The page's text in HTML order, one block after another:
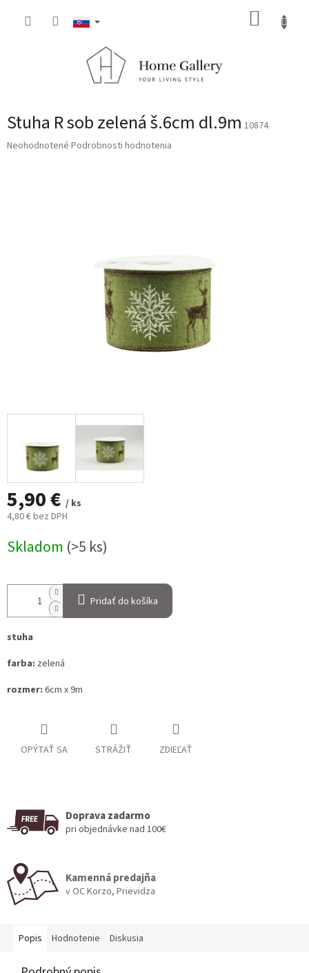
Stuha R sob zelená š.6cm dl.9m 10874
Priemerné
Neohodnotené Podrobnosti hodnotenia
5,90 € / ks
4,80 € bez DPH
cena:
Skladom (>5 ks)
Pridať do košíka
stuha
farba: zelená
rozmer: 6cm x 9m
OPÝTAŤ SA STRÁŽIŤ ZDIEĽAŤ
Doprava zadarmo
pri objednávke nad 100€
Kamenná predajňa
v OC Korzo, Prievidza
Popis Hodnotenie Diskusia